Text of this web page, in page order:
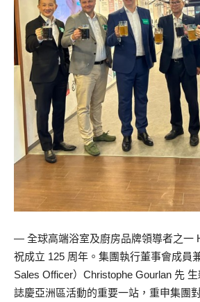
— 全球高端浴室及廚房品牌領導者之一
祝成立 125 周年。集團執行董事會成員
Sales Officer）Christophe Gourlan 先
誌慶亞洲區活動的重要一站，重申集團